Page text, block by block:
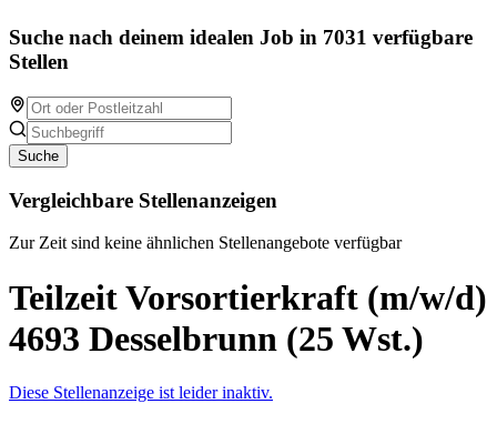
Suche nach deinem idealen Job in 7031 verfügbare
Stellen
Suche
Vergleichbare Stellenanzeigen
Zur Zeit sind keine ähnlichen Stellenangebote verfügbar
Teilzeit Vorsortierkraft (m/w/d)
4693 Desselbrunn (25 Wst.)
Diese Stellenanzeige ist leider inaktiv.